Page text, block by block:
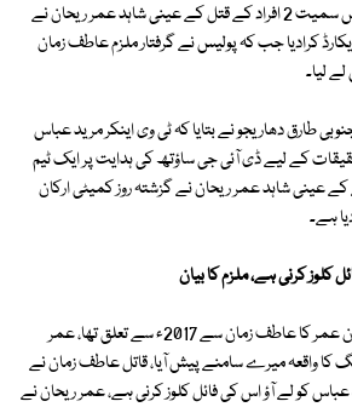
تنازع پر ٹی وی اینکر مرید عباس سمیت 2 افراد کے قتل کے عینی شاہد عمر ریحان نے
کرادیا جب کہ پولیس نے گرفتار ملزم عاطف زمان
لیا۔
طارق دھاریجو نے بتایا کہ ٹی وی اینکر مرید عباس
کے لیے ڈی آئی جی ساؤتھ کی ہدایت پر ایک ٹیم
عینی شاہد عمر ریحان نے گزشتہ روز کمیٹی ارکان
ہے۔
کلوز کرنی ہے، ملزم کا بیان
طارق دھاریجو کے مطابق ریحان عمر کا عاطف زمان سے 2017ء سے تعلق تھا، عمر
کا واقعہ میرے سامنے پیش آیا، قاتل عاطف زمان نے
عباس کو لے آؤ اس کی فائل کلوز کرنی ہے، عمر ریحان نے